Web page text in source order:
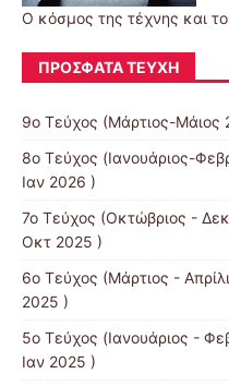
Ο κόσμος της τέχνης και
ΠΡΌΣΦΑΤΑ ΤΕΎΧΗ
9ο Τεύχος (Μάρτιος-Μάιος
8o Τεύχος (Ιανουάριος-
Ιαν 2026 )
7ο Τεύχος (Οκτώβριος -
Οκτ 2025 )
6ο Τεύχος (Μάρτιος -
2025 )
5ο Τεύχος (Ιανουάριος -
Ιαν 2025 )